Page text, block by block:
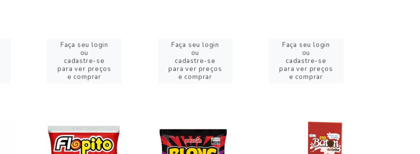
Faça seu login
ou
cadastre-se
para ver preços
e comprar
Faça seu login
ou
cadastre-se
para ver preços
e comprar
Faça seu login
ou
cadastre-se
para ver preços
e comprar